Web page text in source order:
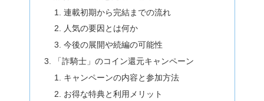
連載初期から完結までの流れ
人気の要因とは何か
今後の展開や続編の可能性
「詐騎士」のコイン還元キャンペーン
キャンペーンの内容と参加方法
お得な特典と利用メリット